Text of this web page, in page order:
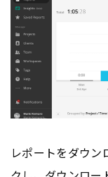
レポートをダウ